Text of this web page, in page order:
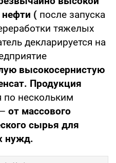
нефти ( после запуска
тяжелых
декларируется на
высокосернистую
Продукция
по нескольким
от массового
сырья для
нужд.